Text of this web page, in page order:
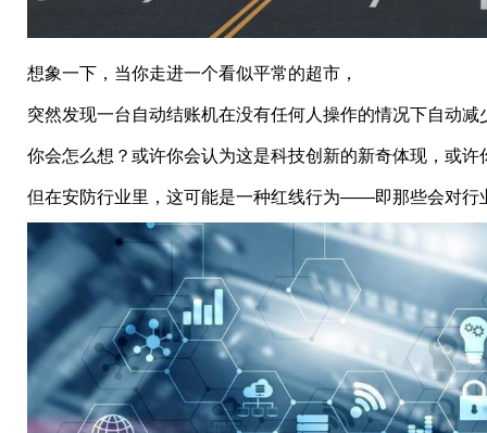
想象一下，当你走进一个看似平常的超市，
突然发现一台自动结账机在没有任何人操作的情况下自动减
你会怎么想？或许你会认为这是科技创新的新奇体现，或
但在安防行业里，这可能是一种红线行为——即那些会对行